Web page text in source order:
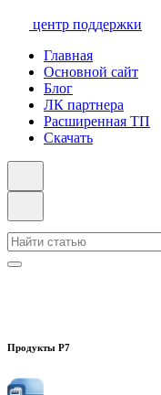
центр поддержки
Главная
Основной сайт
Блог
ЛК партнера
Расширенная ТП
Скачать
Продукты Р7